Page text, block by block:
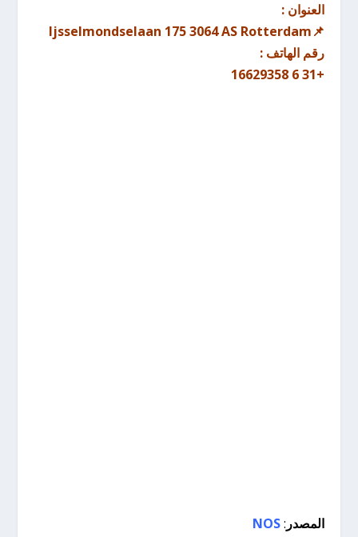
العنوان :
📌Ijsselmondselaan 175 3064 AS Rotterdam
رقم الهاتف :
+31 6 16629358
المصدر :
NOS